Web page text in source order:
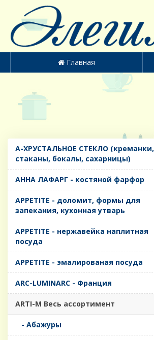
Главная
A-ХРУСТАЛЬНОЕ СТЕКЛО (креманки,
стаканы, бокалы, сахарницы)
AHHA ЛАФАРГ - костяной фарфор
APPETITE - доломит, формы для
запекания, кухонная утварь
APPETITE - нержавейка наплитная
посуда
APPETITE - эмалированая посуда
ARC-LUMINARC - Франция
ARTI-M Весь ассортимент
- Абажуры